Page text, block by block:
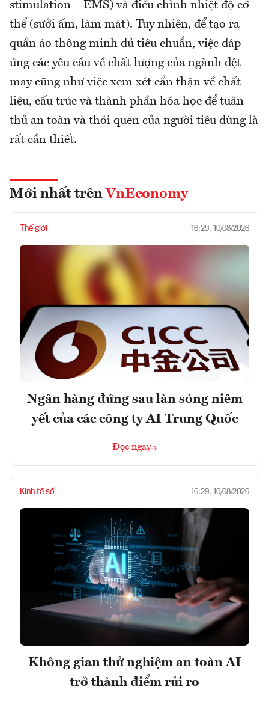
stimulation – EMS) và điều chỉnh nhiệt độ cơ
thể (sưởi ấm, làm mát). Tuy nhiên, để tạo ra
quần áo thông minh đủ tiêu chuẩn, việc đáp
ứng các yêu cầu về chất lượng của ngành dệt
may cũng như việc xem xét cẩn thận về chất
liệu, cấu trúc và thành phần hóa học để tuân
thủ an toàn và thói quen của người tiêu dùng là
rất cần thiết.
Mới nhất trên VnEconomy
Thế giới 16:29, 10/08/2026
Ngân hàng đứng sau làn sóng niêm
yết của các công ty AI Trung Quốc
Đọc ngay
Kinh tế số 16:29, 10/08/2026
Không gian thử nghiệm an toàn AI
trở thành điểm rủi ro